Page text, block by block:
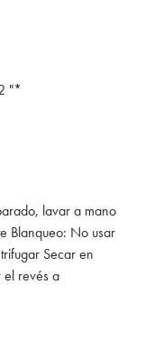
"*
lavar a mano
Blanqueo: No usar
Secar en
el revés a